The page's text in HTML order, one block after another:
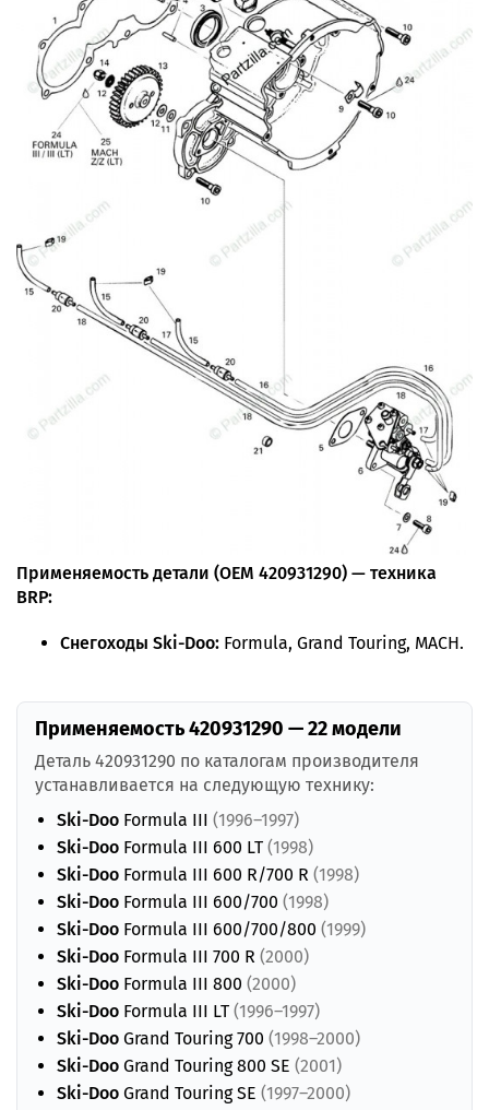
Применяемость детали (OEM 420931290) — техника
BRP:
Снегоходы Ski-Doo: Formula, Grand Touring, MACH.
Применяемость 420931290 — 22 модели
Деталь 420931290 по каталогам производителя
устанавливается на следующую технику:
Ski-Doo Formula III (1996–1997)
Ski-Doo Formula III 600 LT (1998)
Ski-Doo Formula III 600 R/700 R (1998)
Ski-Doo Formula III 600/700 (1998)
Ski-Doo Formula III 600/700/800 (1999)
Ski-Doo Formula III 700 R (2000)
Ski-Doo Formula III 800 (2000)
Ski-Doo Formula III LT (1996–1997)
Ski-Doo Grand Touring 700 (1998–2000)
Ski-Doo Grand Touring 800 SE (2001)
Ski-Doo Grand Touring SE (1997–2000)